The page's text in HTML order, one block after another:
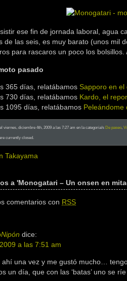
ese fin de jornada laboral, agua
de las seis, es muy barato (unos mil
para rascaros un poco los bolsillos.
pasado
365 días, relatábamos Sapporo en
730 días, relatábamos Kardo, el
1095 días, relatábamos Peleándome
viernes, diciembre 4th, 2009 a las 7:27 am en la categoria/s De paseo,
currently closed.
Takayama
a 'Monogatari – Un onsen en
comentarios con RSS
dice:
a las 7:51 am
ahí una vez y me gustó mucho…
un día, que con las ‘batas’ uno se